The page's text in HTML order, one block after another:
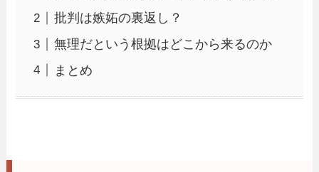
批判は嫉妬の裏返し？
無理だという根拠はどこから来るのか
まとめ